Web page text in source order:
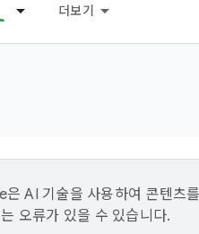
더보기
AI 기술을 사용하여 콘텐츠
오류가 있을 수 있습니다.